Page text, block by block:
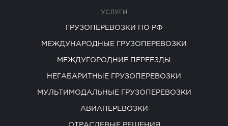
УСЛУГИ
ГРУЗОПЕРЕВОЗКИ ПО РФ
МЕЖДУНАРОДНЫЕ ГРУЗОПЕРЕВОЗКИ
МЕЖДУГОРОДНИЕ ПЕРЕЕЗДЫ
НЕГАБАРИТНЫЕ ГРУЗОПЕРЕВОЗКИ
МУЛЬТИМОДАЛЬНЫЕ ГРУЗОПЕРЕВОЗКИ
АВИАПЕРЕВОЗКИ